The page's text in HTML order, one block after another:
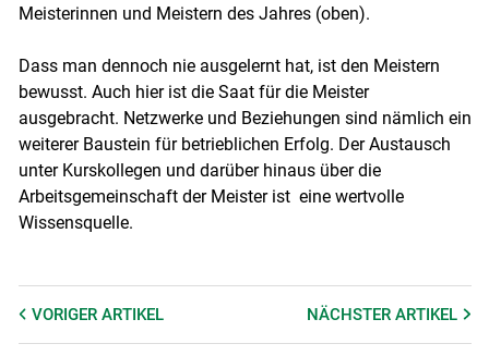
Meisterinnen und Meistern des Jahres (oben).
Dass man dennoch nie ausgelernt hat, ist den Meistern
bewusst. Auch hier ist die Saat für die Meister
ausgebracht. Netzwerke und Beziehungen sind nämlich ein
weiterer Baustein für betrieblichen Erfolg. Der Austausch
unter Kurskollegen und darüber hinaus über die
Arbeitsgemeinschaft der Meister ist eine wertvolle
Wissensquelle.
VORIGER ARTIKEL NÄCHSTERARTIKEL